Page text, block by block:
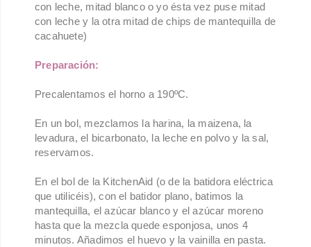
con leche, mitad blanco o yo ésta vez puse mitad
con leche y la otra mitad de chips de mantequilla de
cacahuete)
Preparación:
Precalentamos el horno a 190ºC.
En un bol, mezclamos la harina, la maizena, la
levadura, el bicarbonato, la leche en polvo y la sal,
reservamos.
En el bol de la KitchenAid (o de la batidora eléctrica
que utilicéis), con el batidor plano, batimos la
mantequilla, el azúcar blanco y el azúcar moreno
hasta que la mezcla quede esponjosa, unos 4
minutos. Añadimos el huevo y la vainilla en pasta.